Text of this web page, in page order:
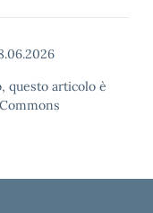
questo articolo è